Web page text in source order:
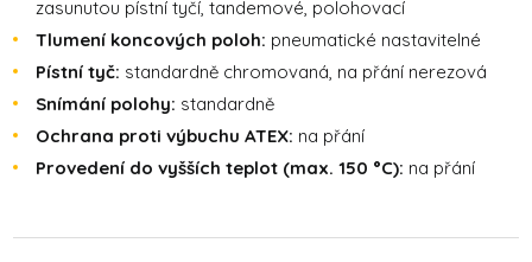
zasunutou pístní tyčí, tandemové, polohovací
Tlumení koncových poloh: pneumatické nastavitelné
Pístní tyč: standardně chromovaná, na přání nerezová
Snímání polohy: standardně
Ochrana proti výbuchu ATEX: na přání
Provedení do vyšších teplot (max. 150 °C): na přání